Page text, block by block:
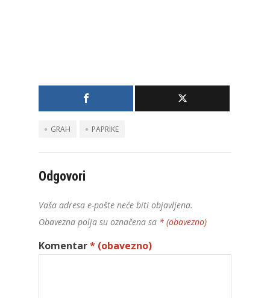
GRAH PAPRIKE
Odgovori
Vaša adresa e-pošte neće biti objavljena.
Obavezna polja su označena sa * (obavezno)
Komentar* (obavezno)